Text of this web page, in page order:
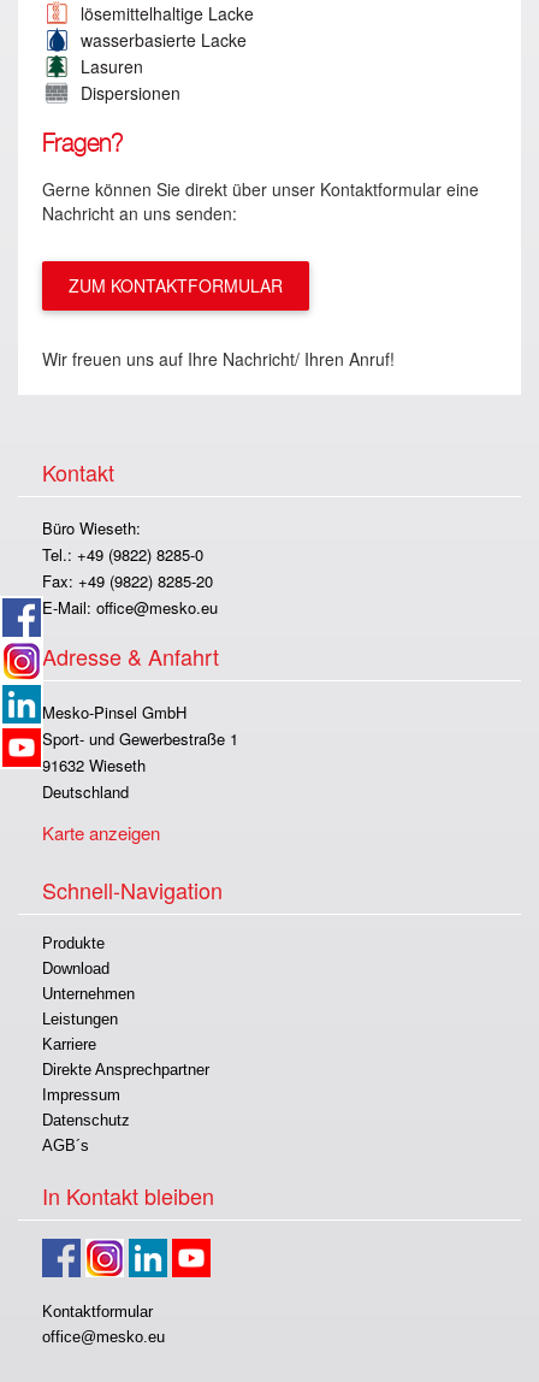
lösemittelhaltige Lacke
wasserbasierte Lacke
Lasuren
Dispersionen
Fragen?
Gerne können Sie direkt über unser Kontaktformular eine
Nachricht an uns senden:
ZUM KONTAKTFORMULAR
Wir freuen uns auf Ihre Nachricht/ Ihren Anruf!
Kontakt
Büro Wieseth:
Tel.: +49 (9822) 8285-0
Fax: +49 (9822) 8285-20
E-Mail: office@mesko.eu
Adresse & Anfahrt
Mesko-Pinsel GmbH
Sport- und Gewerbestraße 1
91632 Wieseth
Deutschland
Karte anzeigen
Schnell-Navigation
Produkte
Download
Unternehmen
Leistungen
Karriere
Direkte Ansprechpartner
Impressum
Datenschutz
AGB´s
In Kontakt bleiben
Kontaktformular
office@mesko.eu